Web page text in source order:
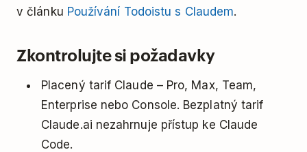
v článku Používání Todoistu s Claudem.
Zkontrolujte si požadavky
Placený tarif Claude – Pro, Max, Team,
Enterprise nebo Console. Bezplatný tarif
Claude.ai nezahrnuje přístup ke Claude
Code.